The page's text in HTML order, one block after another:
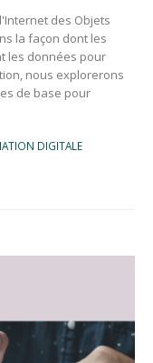
des Objets
la façon dont les
les données pour
nous explorerons
de base pour
DIGITALE